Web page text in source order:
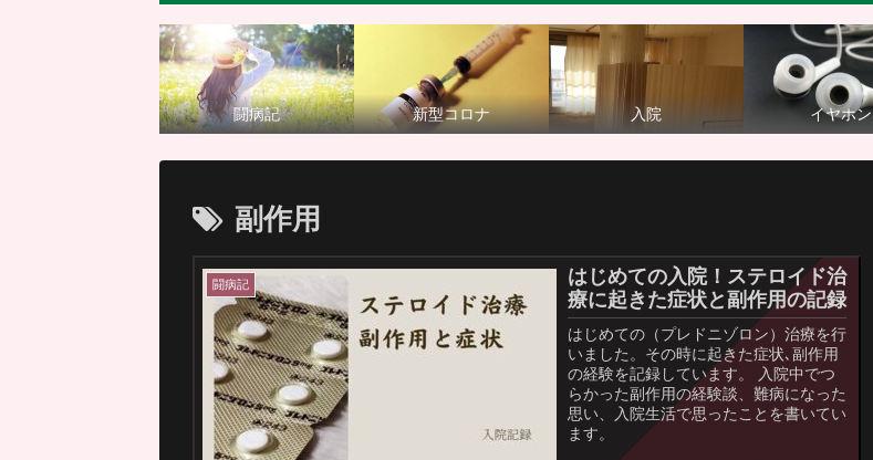
闘病記 新型コロナ 入院 イヤホン
副作用
闘病記
はじめての入院！ステロイド治
療に起きた症状と副作用の記録
はじめての（プレドニゾロン）治療を行
いました。その時に起きた症状､副作用
の経験を記録しています。 入院中でつ
らかった副作用の経験談、難病になった
思い、入院生活で思ったことを書いてい
ます。